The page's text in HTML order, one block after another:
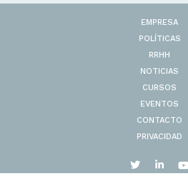
EMPRESA
POLÍTICAS
RRHH
NOTICIAS
CURSOS
EVENTOS
CONTACTO
PRIVACIDAD